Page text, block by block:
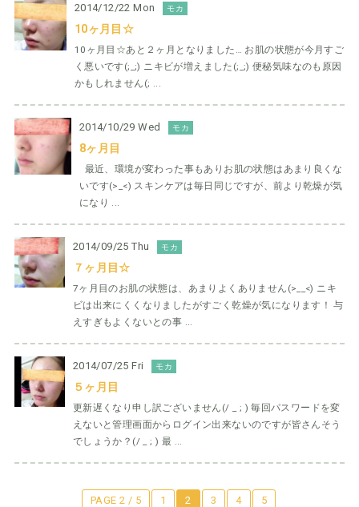
2014/12/22 Mon モカ
10ヶ月目☆
10ヶ月目☆あと２ヶ月となりました… お肌の状態が今月すご
く悪いです(;_;) ニキビが増えました(;_;) 便秘気味なのも原因
かもしれません(; ...
2014/10/29 Wed モカ
8ヶ月目
最近、環境が変わった事もありお肌の状態はあまり良くな
いです(>_<) スキンケアは毎日同じですが、前より乾燥が気
になり ...
2014/09/25 Thu モカ
７ヶ月目☆
7ヶ月目のお肌の状態は、あまりよくありません(>__<) ニキ
ビは出来にくくなりましたがすごく乾燥が気になります！ 与
えすぎもよくないとの事 ...
2014/07/25 Fri モカ
５ヶ月目
更新遅くなり申し訳ございません(/ _ ; ) 毎回パスワードを変
えないと管理画面からログイン出来ないのですが皆さんそう
でしょうか？(/ _ ; ) 最 ...
PAGE 2 / 5 1 2 3 4 5